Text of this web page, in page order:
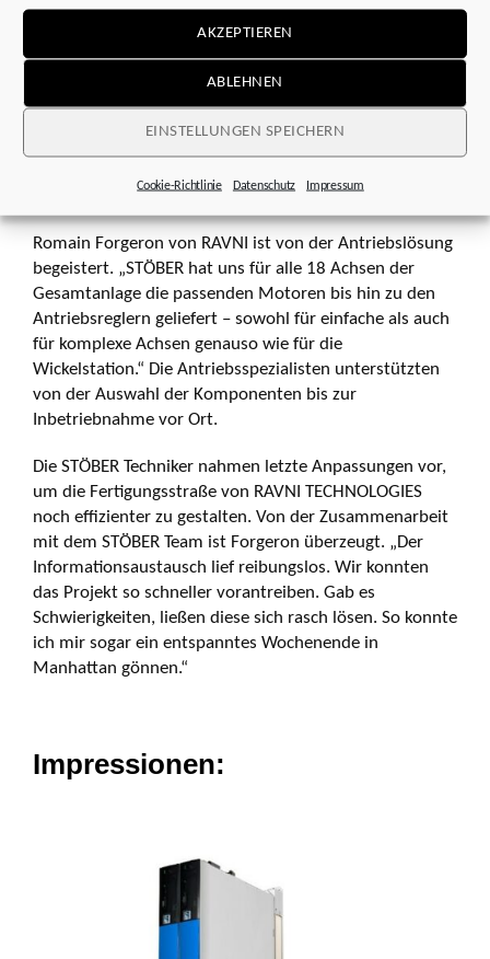
AKZEPTIEREN
ABLEHNEN
EINSTELLUNGEN SPEICHERN
Cookie-Richtlinie Datenschutz Impressum
Antriebsreglern.
Romain Forgeron von RAVNI ist von der Antriebslösung
begeistert. „STÖBER hat uns für alle 18 Achsen der
Gesamtanlage die passenden Motoren bis hin zu den
Antriebsreglern geliefert – sowohl für einfache als auch
für komplexe Achsen genauso wie für die
Wickelstation.“ Die Antriebsspezialisten unterstützten
von der Auswahl der Komponenten bis zur
Inbetriebnahme vor Ort.
Die STÖBER Techniker nahmen letzte Anpassungen vor,
um die Fertigungsstraße von RAVNI TECHNOLOGIES
noch effizienter zu gestalten. Von der Zusammenarbeit
mit dem STÖBER Team ist Forgeron überzeugt. „Der
Informations­austausch lief reibungslos. Wir konnten
das Projekt so schneller vorantreiben. Gab es
Schwierigkeiten, ließen diese sich rasch lösen. So konnte
ich mir sogar ein entspanntes Wochenende in
Manhattan gönnen.“
Impressionen: